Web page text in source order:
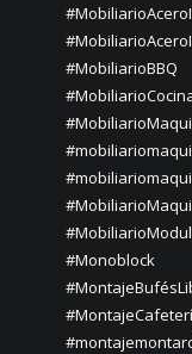
#MobiliarioBBQ
#Monoblock